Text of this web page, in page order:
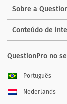
Sobre a
Conteúdo de
QuestionPro no
Português
Nederlands